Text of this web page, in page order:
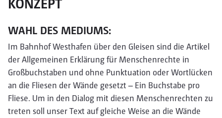
KONZEPT
WAHL DES MEDIUMS:
Im Bahnhof Westhafen über den Gleisen sind die Artikel
der Allgemeinen Erklärung für Menschenrechte in
Großbuchstaben und ohne Punktuation oder Wortlücken
an die Fliesen der Wände gesetzt – Ein Buchstabe pro
Fliese. Um in den Dialog mit diesen Menschenrechten zu
treten soll unser Text auf gleiche Weise an die Wände